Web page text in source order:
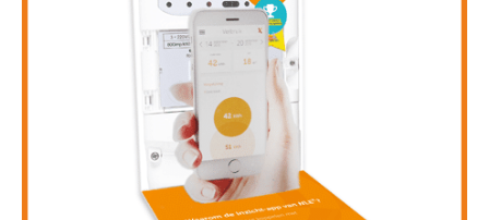
Automotive Marketing
Non-profit Marketing
Marketing in de Zorg
Product Introductie